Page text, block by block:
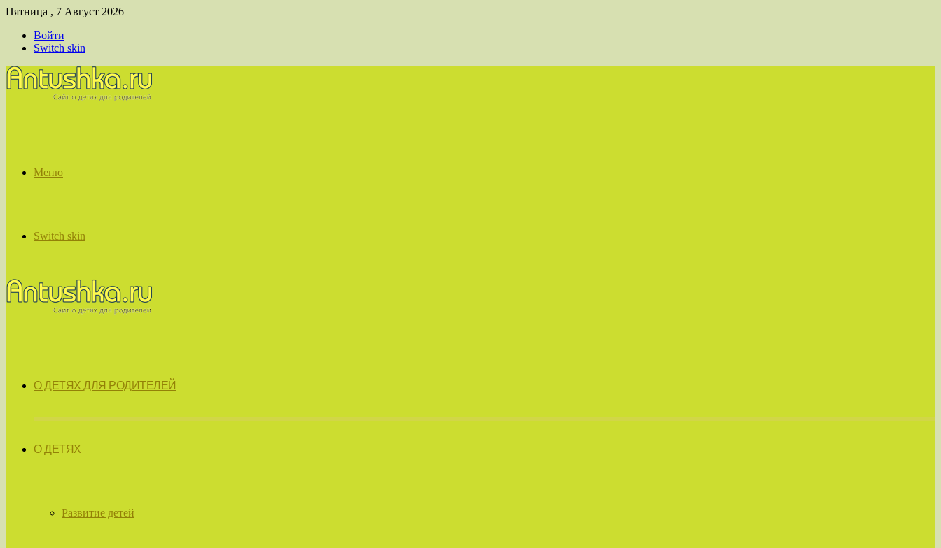
Пятница , 7 Август 2026
Войти
Switch skin
Меню
Switch skin
О ДЕТЯХ ДЛЯ РОДИТЕЛЕЙ
О ДЕТЯХ
Развитие детей